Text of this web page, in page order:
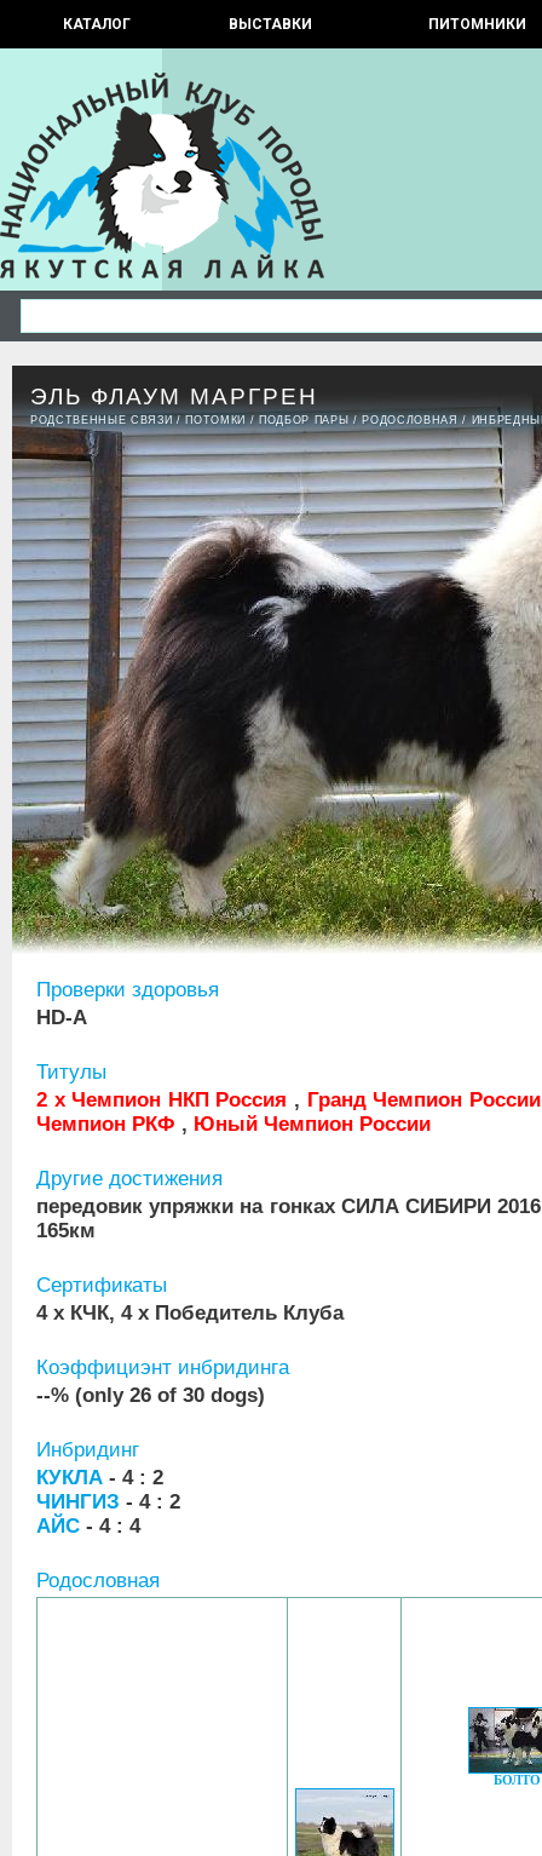
КАТАЛОГ ВЫСТАВКИ ПИТОМНИКИ
ЭЛЬ ФЛАУМ МАРГРЕН
РОДСТВЕННЫЕ СВЯЗИ /ПОТОМКИ/ПОДБОР ПАРЫ/РОДОСЛОВНАЯ/
Проверки здоровья
HD-A
Титулы
2 x Чемпион НКП Россия , Гранд Чемпион России
Чемпион РКФ , Юный Чемпион России
Другие достижения
передовик упряжки на гонках СИЛА СИБИРИ 2016
165км
Сертификаты
4 x КЧК, 4 x Победитель Клуба
Коэффициэнт инбридинга
--% (only 26 of 30 dogs)
Инбридинг
КУКЛА - 4 : 2
ЧИНГИЗ - 4 : 2
АЙС - 4 : 4
Родословная
БОЛТО